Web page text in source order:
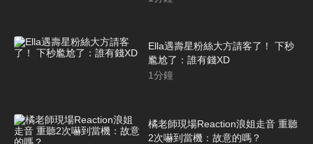
Ella遇壽星粉絲大方請客了！ 下秒
尷尬了：誰有錢XD
1分鐘
橘老師現場Reaction浪姐走音 重聽
2次嚇到當機：故意的嗎？